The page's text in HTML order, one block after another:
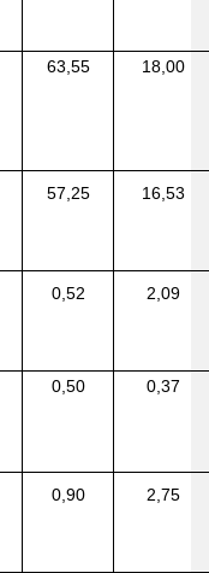
63,55 18,00
57,25 16,53
0,52 2,09
0,50 0,37
0,90 2,75